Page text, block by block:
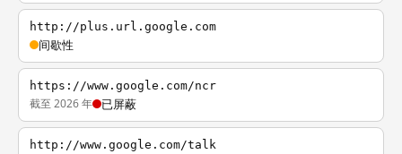
http://plus.url.google.com
间歇性
https://www.google.com/ncr
截至 2026 年 已屏蔽
http://www.google.com/talk